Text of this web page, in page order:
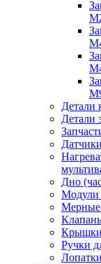
Детали
Детали
Дно
Модули
Мерные
Крышки
Ручки